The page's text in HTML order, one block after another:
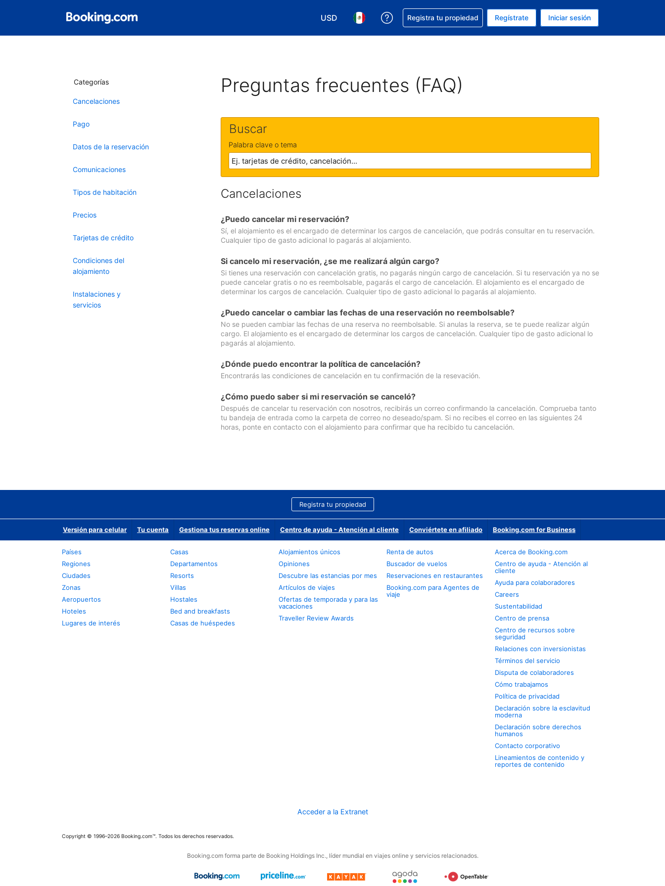
USD
Elegir tu moneda. Tu moneda actual es Dólar de EEUU
Elegir el idioma que prefieres. Tu idioma actual es Español (México)
Obtener ayuda con la reservación
Registra tu propiedad Regístrate Iniciar sesión
Categorías
Cancelaciones
Pago
Datos de la reservación
Comunicaciones
Tipos de habitación
Precios
Tarjetas de crédito
Condiciones del
alojamiento
Instalaciones y
servicios
Preguntas frecuentes (FAQ)
Buscar
Palabra clave o tema
Cancelaciones
¿Puedo cancelar mi reservación?
Sí, el alojamiento es el encargado de determinar los cargos de cancelación, que podrás consultar en tu reservación.
Cualquier tipo de gasto adicional lo pagarás al alojamiento.
Si cancelo mi reservación, ¿se me realizará algún cargo?
Si tienes una reservación con cancelación gratis, no pagarás ningún cargo de cancelación. Si tu reservación ya no se
puede cancelar gratis o no es reembolsable, pagarás el cargo de cancelación. El alojamiento es el encargado de
determinar los cargos de cancelación. Cualquier tipo de gasto adicional lo pagarás al alojamiento.
¿Puedo cancelar o cambiar las fechas de una reservación no reembolsable?
No se pueden cambiar las fechas de una reserva no reembolsable. Si anulas la reserva, se te puede realizar algún
cargo. El alojamiento es el encargado de determinar los cargos de cancelación. Cualquier tipo de gasto adicional lo
pagarás al alojamiento.
¿Dónde puedo encontrar la política de cancelación?
Encontrarás las condiciones de cancelación en tu confirmación de la resevación.
¿Cómo puedo saber si mi reservación se canceló?
Después de cancelar tu reservación con nosotros, recibirás un correo confirmando la cancelación. Comprueba tanto
tu bandeja de entrada como la carpeta de correo no deseado/spam. Si no recibes el correo en las siguientes 24
horas, ponte en contacto con el alojamiento para confirmar que ha recibido tu cancelación.
Registra tu propiedad
Versión para celular Tu cuenta Gestiona tus reservas online Centro de ayuda - Atención al cliente Conviértete en afiliado Booking.com for Business
Países
Regiones
Ciudades
Zonas
Aeropuertos
Hoteles
Lugares de interés
Casas
Departamentos
Resorts
Villas
Hostales
Bed and breakfasts
Casas de huéspedes
Alojamientos únicos
Opiniones
Descubre las estancias por mes
Artículos de viajes
Ofertas de temporada y para las
vacaciones
Traveller Review Awards
Renta de autos
Buscador de vuelos
Reservaciones en restaurantes
Booking.com para Agentes de
viaje
Acerca de Booking.com
Centro de ayuda - Atención al
cliente
Ayuda para colaboradores
Careers
Sustentabilidad
Centro de prensa
Centro de recursos sobre
seguridad
Relaciones con inversionistas
Términos del servicio
Disputa de colaboradores
Cómo trabajamos
Política de privacidad
Declaración sobre la esclavitud
moderna
Declaración sobre derechos
humanos
Contacto corporativo
Lineamientos de contenido y
reportes de contenido
Acceder a la Extranet
Copyright © 1996–2026 Booking.com™. Todos los derechos reservados.
Booking.com forma parte de Booking Holdings Inc., líder mundial en viajes online y servicios relacionados.